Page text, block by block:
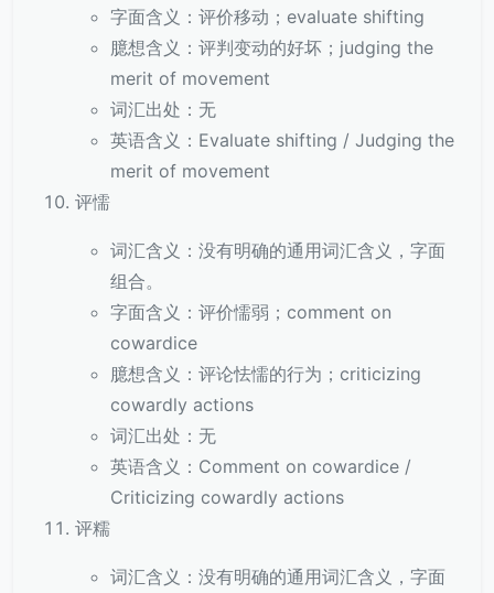
字面含义：评价移动；evaluate shifting
臆想含义：评判变动的好坏；judging the
merit of movement
词汇出处：无
英语含义：Evaluate shifting / Judging the
merit of movement
评懦
词汇含义：没有明确的通用词汇含义，字面
组合。
字面含义：评价懦弱；comment on
cowardice
臆想含义：评论怯懦的行为；criticizing
cowardly actions
词汇出处：无
英语含义：Comment on cowardice /
Criticizing cowardly actions
评糯
词汇含义：没有明确的通用词汇含义，字面